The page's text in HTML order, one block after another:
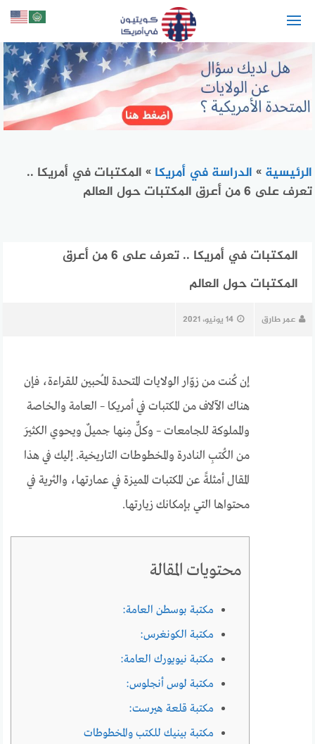
الرئيسية » الدراسة في أمريكا » المكتبات في أمريكا ..
تعرف على 6 من أعرق المكتبات حول العالم
المكتبات في أمريكا .. تعرف على 6 من أعرق
المكتبات حول العالم
عمر طارق 14 يونيو، 2021
إن كُنت من زوّار الولايات المتحدة المُحبين للقراءة، فإن
هناك الآلاف من المكتبات في أمريكا – العامة والخاصة
والمملوكة للجامعات – وكلٌّ مِنها جميلٌ ويحوي الكثيرَ
من الكُتبِ النادرة والمخطوطات التاريخية. إليك في هذا
المقال أمثلةً عن المكتبات المميزة في عمارتها، والثرية في
محتواها التي بإمكانك زيارتها.
محتويات المقالة
مكتبة بوسطن العامة:
مكتبة الكونغرس:
مكتبة نيويورك العامة:
مكتبة لوس أنجلوس:
مكتبة قلعة هيرست:
مكتبة بينيك للكتب والمخطوطات